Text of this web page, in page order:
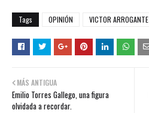
Tags OPINIÓN VICTOR ARROGANTE
MÁS ANTIGUA
Emilio Torres Gallego, una figura
olvidada a recordar.